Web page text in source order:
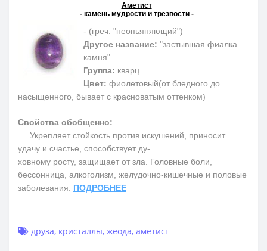
Аметист
- камень мудрости и трезвости -
- (греч. "неопьяняющий")
Другое название: "застывшая фиалка
камня"
Группа: кварц
Цвет: фиолетовый(от бледного до
насыщенного, бывает с красноватым оттенком)
Свойства обобщенно:
Укрепляет стойкость против искушений, приносит
удачу и счастье, способствует ду-
ховному росту, защищает от зла. Головные боли,
бессонница, алкоголизм, желудочно-кишечные и половые
заболевания. ПОДРОБНЕЕ
друза, кристаллы, жеода, аметист